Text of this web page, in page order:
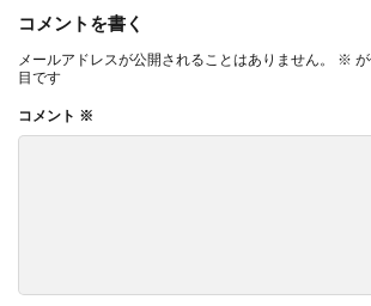
コメントを書く
メールアドレスが公開されることはありません。 ※
目です
コメント ※